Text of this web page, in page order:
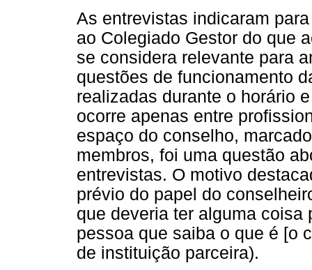
As entrevistas indicaram
ao Colegiado Gestor do que
se considera relevante para
questões de funcionamento
realizadas durante o horário
ocorre apenas entre
espaço do conselho,
membros, foi uma questão
entrevistas. O motivo
prévio do papel do
que deveria ter alguma coisa
pessoa que saiba o que é [o
de instituição parceira).